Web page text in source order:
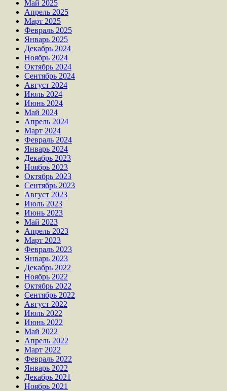
Май 2025
Апрель 2025
Март 2025
Февраль 2025
Январь 2025
Декабрь 2024
Ноябрь 2024
Октябрь 2024
Сентябрь 2024
Август 2024
Июль 2024
Июнь 2024
Май 2024
Апрель 2024
Март 2024
Февраль 2024
Январь 2024
Декабрь 2023
Ноябрь 2023
Октябрь 2023
Сентябрь 2023
Август 2023
Июль 2023
Июнь 2023
Май 2023
Апрель 2023
Март 2023
Февраль 2023
Январь 2023
Декабрь 2022
Ноябрь 2022
Октябрь 2022
Сентябрь 2022
Август 2022
Июль 2022
Июнь 2022
Май 2022
Апрель 2022
Март 2022
Февраль 2022
Январь 2022
Декабрь 2021
Ноябрь 2021